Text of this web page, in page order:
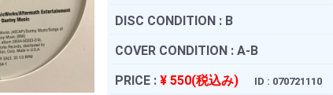
DISC CONDITION : B
COVER CONDITION : A-B
PRICE : ¥ 550(税込み) ID : 070721110